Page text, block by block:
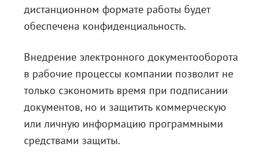
дистанционном формате работы будет
обеспечена конфиденциальность.
Внедрение электронного документооборота
в рабочие процессы компании позволит не
только сэкономить время при подписании
документов, но и защитить коммерческую
или личную информацию программными
средствами защиты.